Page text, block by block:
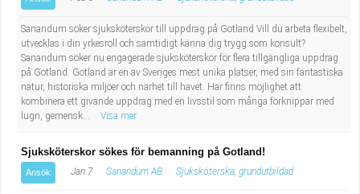
Pedagogiskt arbete
Sanering och renhållning
Socialt arbete
Säkerhetsarbete
Tekniskt arbete
sekreterare
Lastbilsförare m.fl.
Fastighetsskötare
Informatör/Kommunikatör
Brevbärare
Sanandum söker sjuksköterskor till uppdrag på Gotland Vill du arbeta flexibelt,
utvecklas i din yrkesroll och samtidigt känna dig trygg som konsult?
Sanandum söker nu engagerade sjuksköterskor för flera tillgängliga uppdrag
på Gotland. Gotland är en av Sveriges mest unika platser, med sin fantastiska
natur, historiska miljöer och närhet till havet. Här finns möjlighet att
kombinera ett givande uppdrag med en livsstil som många förknippar med
lugn, gemensk...
Visa mer
Sjuksköterskor sökes för bemanning på Gotland!
Ansök Jan 7 Sanandum AB Sjuksköterska, grundutbildad